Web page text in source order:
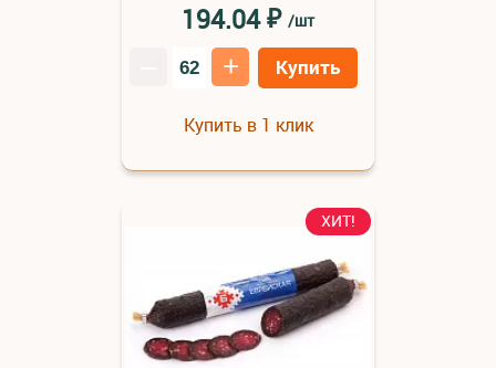
194.04₽ /шт
+ Купить
Купить в 1 клик
ХИТ!